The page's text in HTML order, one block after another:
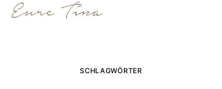
SCHLAGWÖRTER